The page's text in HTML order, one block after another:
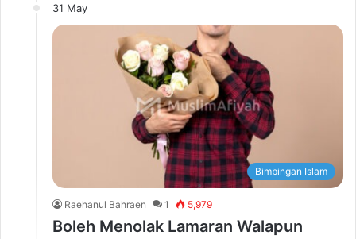
31 May
Bimbingan Islam
Raehanul Bahraen 1 5,979
Boleh Menolak Lamaran Walapun